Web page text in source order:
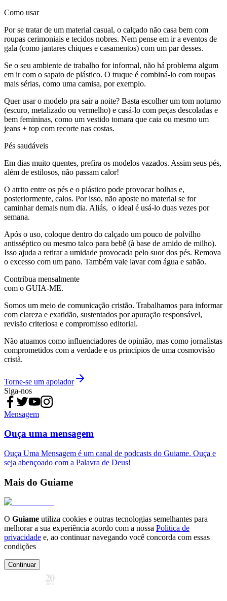
Como usar
Por se tratar de um material casual, o calçado não casa bem com
roupas cerimoniais e tecidos nobres. Nem pense em ir a eventos de
gala (como jantares chiques e casamentos) com um par desses.
Se o seu ambiente de trabalho for informal, não há problema algum
em ir com o sapato de plástico. O truque é combiná-lo com roupas
mais sérias, como uma camisa, por exemplo.
Quer usar o modelo pra sair a noite? Basta escolher um tom noturno
(escuro, metalizado ou vermelho) e casá-lo com peças descoladas e
bem femininas, como um vestido tomara que caia ou mesmo um
jeans + top com recorte nas costas.
Pés saudáveis
Em dias muito quentes, prefira os modelos vazados. Assim seus pés,
além de estilosos, não passam calor!
O atrito entre os pés e o plástico pode provocar bolhas e,
posteriormente, calos. Por isso, não aposte no material se for
caminhar demais num dia. Aliás, o ideal é usá-lo duas vezes por
semana.
Após o uso, coloque dentro do calçado um pouco de polvilho
antisséptico ou mesmo talco para bebê (à base de amido de milho).
Isso ajuda a retirar a umidade provocada pelo suor dos pés. Remova
o excesso com um pano. Também vale lavar com água e sabão.
Contribua mensalmente
com o GUIA-ME.
Somos um meio de comunicação cristão. Trabalhamos para informar
com clareza e exatidão, sustentados por apuração responsável,
revisão criteriosa e compromisso editorial.
Não atuamos como influenciadores de opinião, mas como jornalistas
comprometidos com a verdade e os princípios de uma cosmovisão
cristã.
Torne-se um apoiador
Siga-nos
Mensagem
Ouça uma mensagem
Ouça Uma Mensagem é um canal de podcasts do Guiame. Ouça e
seja abençoado com a Palavra de Deus!
Mais do Guiame
O Guiame utiliza cookies e outras tecnologias semelhantes para
melhorar a sua experiência acordo com a nossa Politica de
privacidade e, ao continuar navegando você concorda com essas
condições
Continuar